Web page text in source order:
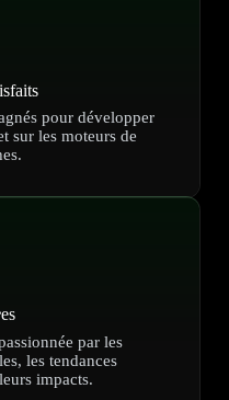
pour développer
sur les moteurs de
es
par les
les tendances
impacts.